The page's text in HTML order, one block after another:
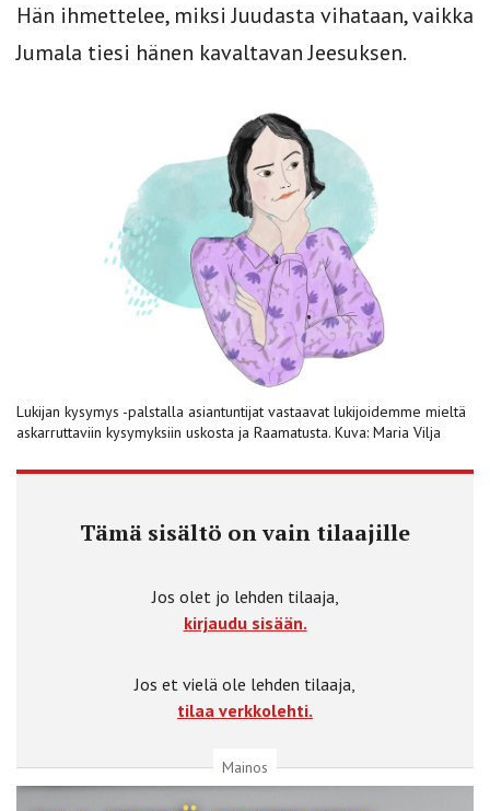
Hän ihmettelee, miksi Juudasta vihataan, vaikka
Jumala tiesi hänen kavaltavan Jeesuksen.
Lukijan kysymys -palstalla asiantuntijat vastaavat lukijoidemme mieltä
askarruttaviin kysymyksiin uskosta ja Raamatusta. Kuva: Maria Vilja
Tämä sisältö on vain tilaajille
Jos olet jo lehden tilaaja,
kirjaudu sisään.
Jos et vielä ole lehden tilaaja,
tilaa verkkolehti.
Mainos